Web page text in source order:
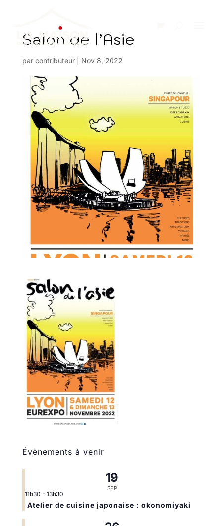
Salon de l’Asie
par contributeur| Nov 8, 2022
Évènements à venir
19
SEP
11h30 - 13h30
Atelier de cuisine japonaise : okonomiyaki